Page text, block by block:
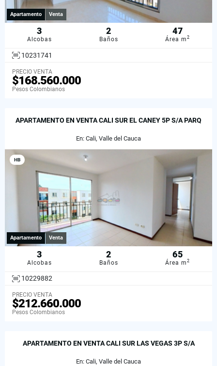
Apartamento Venta
3
Alcobas
2
Baños
47
Área m2
10231741
PRECIO VENTA
$168.560.000
Pesos Colombianos
APARTAMENTO EN VENTA CALI SUR EL CANEY 5P S/A PARQ
En: Cali, Valle del Cauca
HB
Apartamento Venta
3
Alcobas
2
Baños
65
Área m2
10229882
PRECIO VENTA
$212.660.000
Pesos Colombianos
APARTAMENTO EN VENTA CALI SUR LAS VEGAS 3P S/A
En: Cali, Valle del Cauca